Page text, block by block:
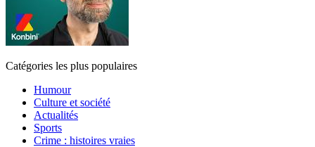
Catégories les plus populaires
Humour
Culture et société
Actualités
Sports
Crime : histoires vraies